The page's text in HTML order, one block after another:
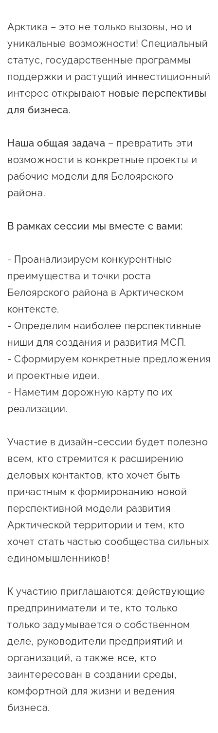
Консультационная поддержка
Образовательная поддержка
Поддержка креативного и
инновационно-
технологического
предпринимательства
предпринимателей
Поддержка экспортеров
Финансовая поддержка
давления
Центры поддержки
Центр информационно-
О центре
Поддержка центра
Онлайн-витрина
Центр образовательных
программ и молодежного
предпринимательства
О центре
Календарь
предпринимателей
Проекты
Поддержка центра
Истории успеха
социальной сферы
О центре
Поддержка центра
предпринимателей
Истории успеха
Проекты
Оказание услуг в
социальной сфере
Центр финансовой
поддержки
О центре
Проекты
Поддержка центра
Истории успеха
Центр инновационно-
технологического и
креативного
предпринимательства
Проекты
Поддержка центра
Онлайн-витрина
Экскурсии на
производства
Центр поддержки экспорта
Справочник
предпринимателя
Организации,
Интерактивные сервисы
Каталог маркетплейсов
Арктика – это не только вызовы, но и
уникальные возможности! Специальный
статус, государственные программы
поддержки и растущий инвестиционный
интерес открывают новые перспективы
для бизнеса.
Наша общая задача – превратить эти
возможности в конкретные проекты и
рабочие модели для Белоярского
района.
В рамках сессии мы вместе с вами:
- Проанализируем конкурентные
преимущества и точки роста
Белоярского района в Арктическом
контексте.
- Определим наиболее перспективные
ниши для создания и развития МСП.
- Сформируем конкретные предложения
и проектные идеи.
- Наметим дорожную карту по их
реализации.
Участие в дизайн-сессии будет полезно
всем, кто стремится к расширению
деловых контактов, кто хочет быть
причастным к формированию новой
перспективной модели развития
Арктической территории и тем, кто
хочет стать частью сообщества сильных
единомышленников!
К участию приглашаются: действующие
предприниматели и те, кто только
только задумывается о собственном
деле, руководители предприятий и
организаций, а также все, кто
заинтересован в создании среды,
комфортной для жизни и ведения
бизнеса.